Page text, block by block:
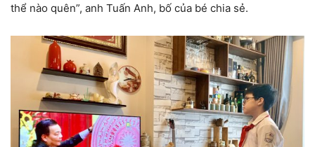
thể nào quên”, anh Tuấn Anh, bố của bé chia sẻ.